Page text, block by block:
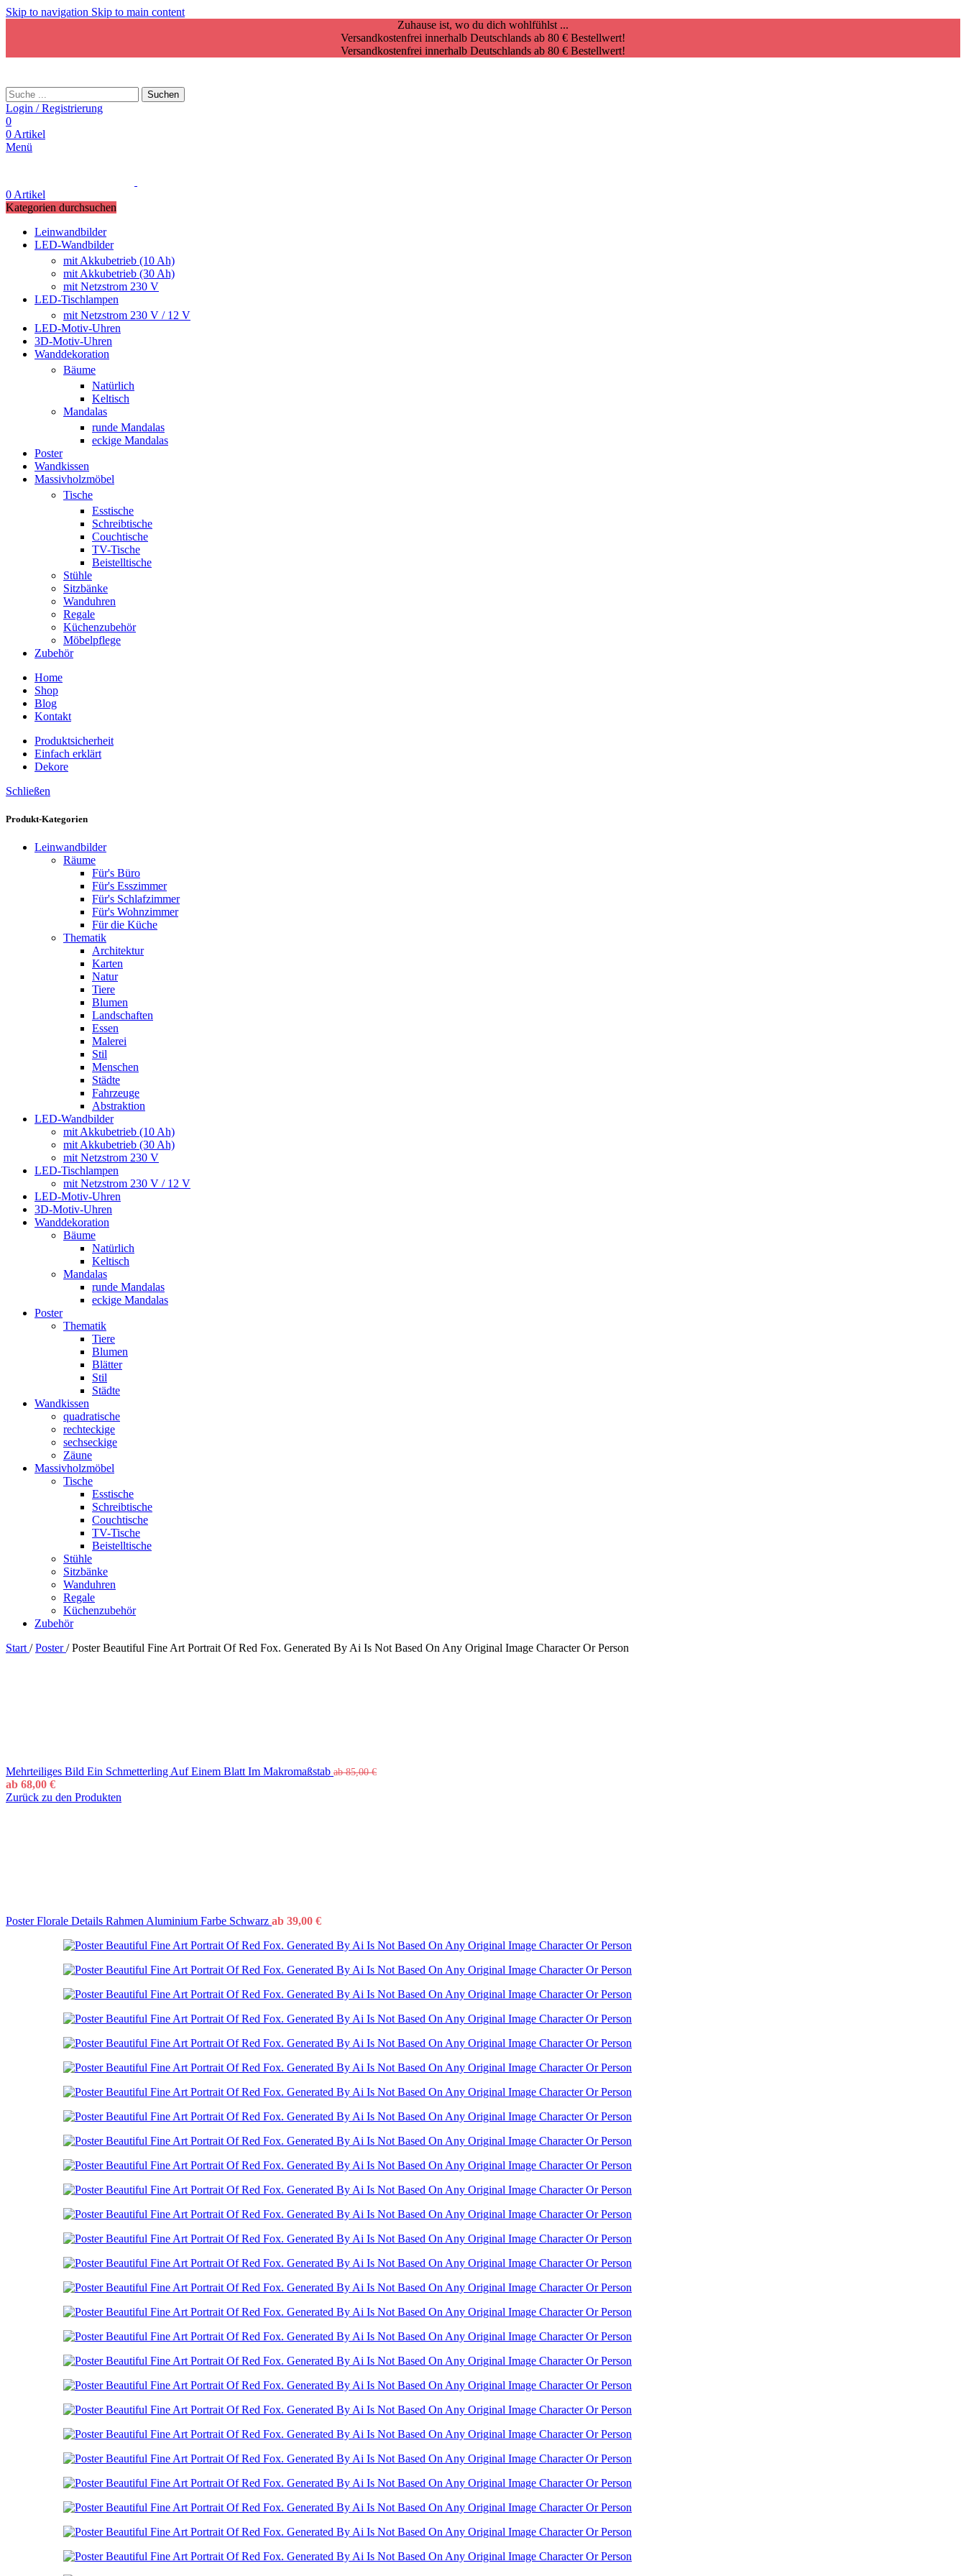
Skip to navigation Skip to main content
Zuhause ist, wo du dich wohlfühlst ...
Versandkostenfrei innerhalb Deutschlands ab 80 € Bestellwert!
Versandkostenfrei innerhalb Deutschlands ab 80 € Bestellwert!
Suchen
Login / Registrierung
0
0 Artikel
Menü
0 Artikel
Kategorien durchsuchen
Leinwandbilder
LED-Wandbilder
mit Akkubetrieb (10 Ah)
mit Akkubetrieb (30 Ah)
mit Netzstrom 230 V
LED-Tischlampen
mit Netzstrom 230 V / 12 V
LED-Motiv-Uhren
3D-Motiv-Uhren
Wanddekoration
Bäume
Natürlich
Keltisch
Mandalas
runde Mandalas
eckige Mandalas
Poster
Wandkissen
Massivholzmöbel
Tische
Esstische
Schreibtische
Couchtische
TV-Tische
Beistelltische
Stühle
Sitzbänke
Wanduhren
Regale
Küchenzubehör
Möbelpflege
Zubehör
Home
Shop
Blog
Kontakt
Produktsicherheit
Einfach erklärt
Dekore
Schließen
Produkt-Kategorien
Leinwandbilder
Räume
Für's Büro
Für's Esszimmer
Für's Schlafzimmer
Für's Wohnzimmer
Für die Küche
Thematik
Architektur
Karten
Natur
Tiere
Blumen
Landschaften
Essen
Malerei
Stil
Menschen
Städte
Fahrzeuge
Abstraktion
LED-Wandbilder
mit Akkubetrieb (10 Ah)
mit Akkubetrieb (30 Ah)
mit Netzstrom 230 V
LED-Tischlampen
mit Netzstrom 230 V / 12 V
LED-Motiv-Uhren
3D-Motiv-Uhren
Wanddekoration
Bäume
Natürlich
Keltisch
Mandalas
runde Mandalas
eckige Mandalas
Poster
Thematik
Tiere
Blumen
Blätter
Stil
Städte
Wandkissen
quadratische
rechteckige
sechseckige
Zäune
Massivholzmöbel
Tische
Esstische
Schreibtische
Couchtische
TV-Tische
Beistelltische
Stühle
Sitzbänke
Wanduhren
Regale
Küchenzubehör
Zubehör
Start / Poster/ Poster Beautiful Fine Art Portrait Of Red Fox. Generated By Ai Is Not Based On Any Original Image Character Or Person
Mehrteiliges Bild Ein Schmetterling Auf Einem Blatt Im Makromaßstab ab85,00€
ab 68,00 €
Zurück zu den Produkten
Poster Florale Details Rahmen Aluminium Farbe Schwarz ab 39,00 €